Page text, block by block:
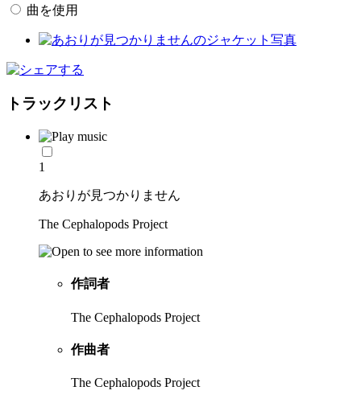
曲を使用
トラックリスト
1
あおりが見つかりません
The Cephalopods Project
作詞者
The Cephalopods Project
作曲者
The Cephalopods Project